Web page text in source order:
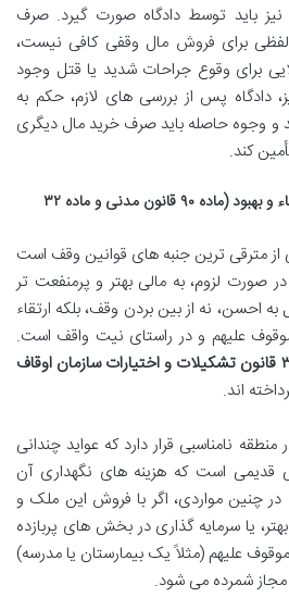
باید توسط دادگاه صورت گیرد. صرف
لفظی برای فروش مال وقفی کافی نیست،
برای وقوع جراحات شدید یا قتل وجود
دادگاه پس از بررسی های لازم، حکم به
وجوه حاصله باید صرف خرید مال دیگری
کند.
تبدیل به احسن: راهی برای ارتقاء و بهبود (ماده ۹۰ قانون مدنی و ماده ۳۲
مترقی ترین جنبه های قوانین وقف است
صورت لزوم، به مالی بهتر و پرمنفعت تر
احسن، نه از بین بردن وقف، بلکه ارتقاء
علیهم و در راستای نیت واقف است.
ماده ۳۲ قانون تشکیلات و اختیارات سازمان اوقاف
اند.
نامناسبی قرار دارد که عواید چندانی
قدیمی است که هزینه های نگهداری آن
چنین مواردی، اگر با فروش این ملک و
یا سرمایه گذاری در بخش های پربازده
علیهم (مثلاً یک بیمارستان یا مدرسه)
مجاز شمرده می شود.